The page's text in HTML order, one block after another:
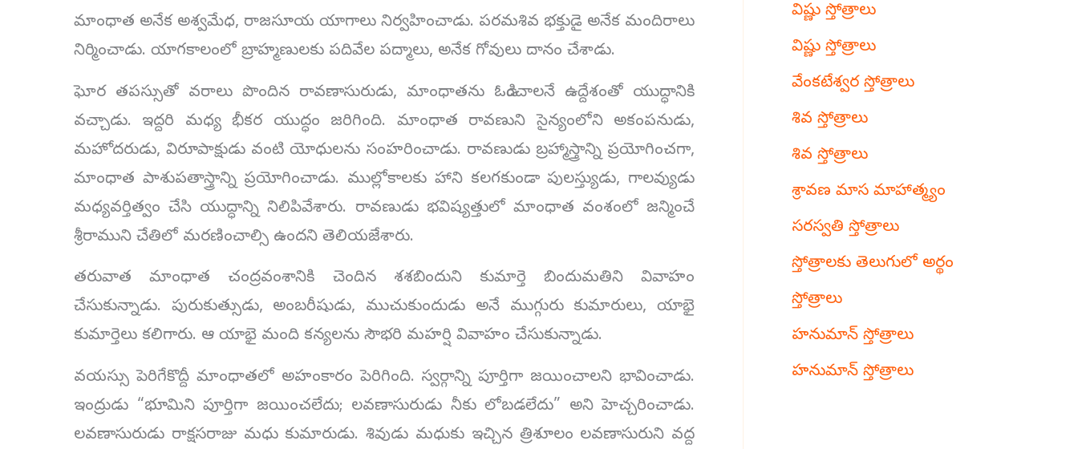
మాంధాత అనేక అశ్వమేధ, రాజసూయ యాగాలు నిర్వహించాడు. పరమశివ భక్తుడై అనేక మందిరాలు
నిర్మించాడు. యాగకాలంలో బ్రాహ్మణులకు పదివేల పద్మాలు, అనేక గోవులు దానం చేశాడు.
ఘోర తపస్సుతో వరాలు పొందిన రావణాసురుడు, మాంధాతను ఓడించాలనే ఉద్దేశంతో యుద్ధానికి
వచ్చాడు. ఇద్దరి మధ్య భీకర యుద్ధం జరిగింది. మాంధాత రావణుని సైన్యంలోని అకంపనుడు,
మహోదరుడు, విరూపాక్షుడు వంటి యోధులను సంహరించాడు. రావణుడు బ్రహ్మాస్త్రాన్ని ప్రయోగించగా,
మాంధాత పాశుపతాస్త్రాన్ని ప్రయోగించాడు. ముల్లోకాలకు హాని కలగకుండా పులస్త్యుడు, గాలవ్యుడు
మధ్యవర్తిత్వం చేసి యుద్ధాన్ని నిలిపివేశారు. రావణుడు భవిష్యత్తులో మాంధాత వంశంలో జన్మించే
శ్రీరాముని చేతిలో మరణించాల్సి ఉందని తెలియజేశారు.
తరువాత మాంధాత చంద్రవంశానికి చెందిన శశబిందుని కుమార్తె బిందుమతిని వివాహం
చేసుకున్నాడు. పురుకుత్సుడు, అంబరీషుడు, ముచుకుందుడు అనే ముగ్గురు కుమారులు, యాభై
కుమార్తెలు కలిగారు. ఆ యాభై మంది కన్యలను సౌభరి మహర్షి వివాహం చేసుకున్నాడు.
వయస్సు పెరిగేకొద్దీ మాంధాతలో అహంకారం పెరిగింది. స్వర్గాన్ని పూర్తిగా జయించాలని భావించాడు.
ఇంద్రుడు “భూమిని పూర్తిగా జయించలేదు; లవణాసురుడు నీకు లోబడలేదు” అని హెచ్చరించాడు.
లవణాసురుడు రాక్షసరాజు మధు కుమారుడు. శివుడు మధుకు ఇచ్చిన త్రిశూలం లవణాసురుని వద్ద
విష్ణు స్తోత్రాలు
విష్ణు స్తోత్రాలు
వేంకటేశ్వర స్తోత్రాలు
శివ స్తోత్రాలు
శివ స్తోత్రాలు
శ్రావణ మాస మాహాత్మ్యం
సరస్వతి స్తోత్రాలు
స్తోత్రాలకు తెలుగులో అర్థం
స్తోత్రాలు
హనుమాన్ స్తోత్రాలు
హనుమాన్ స్తోత్రాలు